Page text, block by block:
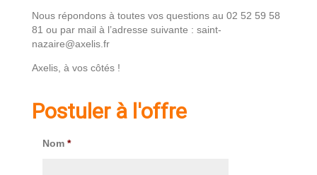
Nous répondons à toutes vos questions au 02 52 59 58
81 ou par mail à l’adresse suivante : saint-
nazaire@axelis.fr
Axelis, à vos côtés !
Postuler à l'offre
Nom *